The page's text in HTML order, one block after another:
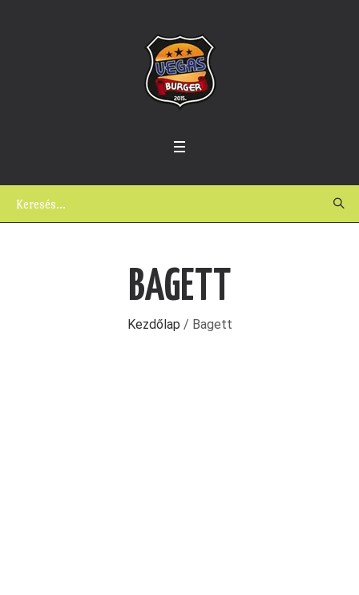
BAGETT
Kezdőlap / Bagett